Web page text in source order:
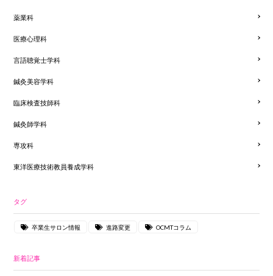
薬業科
医療心理科
言語聴覚士学科
鍼灸美容学科
臨床検査技師科
鍼灸師学科
専攻科
東洋医療技術教員養成学科
タグ
卒業生サロン情報 進路変更 OCMTコラム
新着記事